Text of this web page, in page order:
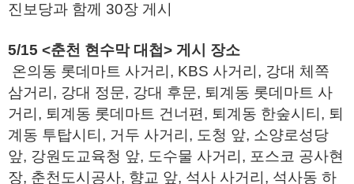
진보당과 함께 30장 게시
5/15 <춘천 현수막 대첩> 게시 장소
온의동 롯데마트 사거리, KBS 사거리, 강대 체쪽
삼거리, 강대 정문, 강대 후문, 퇴계동 롯데마트 사
거리, 퇴계동 롯데마트 건너편, 퇴계동 한숲시티, 퇴
계동 투탑시티, 거두 사거리, 도청 앞, 소양로성당
앞, 강원도교육청 앞, 도수물 사거리, 포스코 공사현
장, 춘천도시공사, 향교 앞, 석사 사거리, 석사동 하